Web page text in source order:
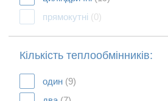
прямокутні (0)
Кількість теплообмінників:
один (9)